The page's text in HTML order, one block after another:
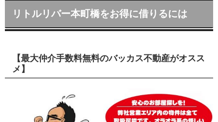
リトルリバー本町橋をお得に借りるには
【最大仲介手数料無料のバッカス不動産がオスス
メ】